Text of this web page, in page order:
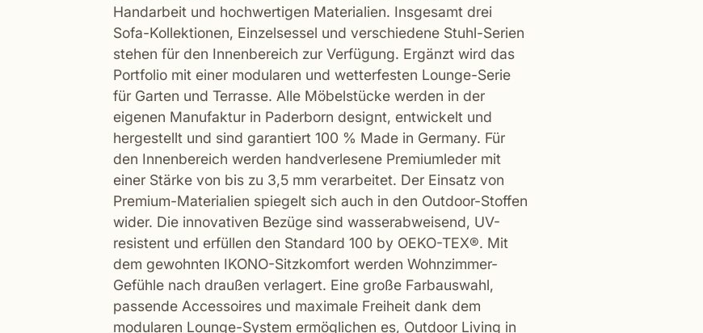
Handarbeit und hochwertigen Materialien. Insgesamt drei
Sofa-Kollektionen, Einzelsessel und verschiedene Stuhl-Serien
stehen für den Innenbereich zur Verfügung. Ergänzt wird das
Portfolio mit einer modularen und wetterfesten Lounge-Serie
für Garten und Terrasse. Alle Möbelstücke werden in der
eigenen Manufaktur in Paderborn designt, entwickelt und
hergestellt und sind garantiert 100 % Made in Germany. Für
den Innenbereich werden handverlesene Premiumleder mit
einer Stärke von bis zu 3,5 mm verarbeitet. Der Einsatz von
Premium-Materialien spiegelt sich auch in den Outdoor-Stoffen
wider. Die innovativen Bezüge sind wasserabweisend, UV-
resistent und erfüllen den Standard 100 by OEKO-TEX®. Mit
dem gewohnten IKONO-Sitzkomfort werden Wohnzimmer-
Gefühle nach draußen verlagert. Eine große Farbauswahl,
passende Accessoires und maximale Freiheit dank dem
modularen Lounge-System ermöglichen es, Outdoor Living in